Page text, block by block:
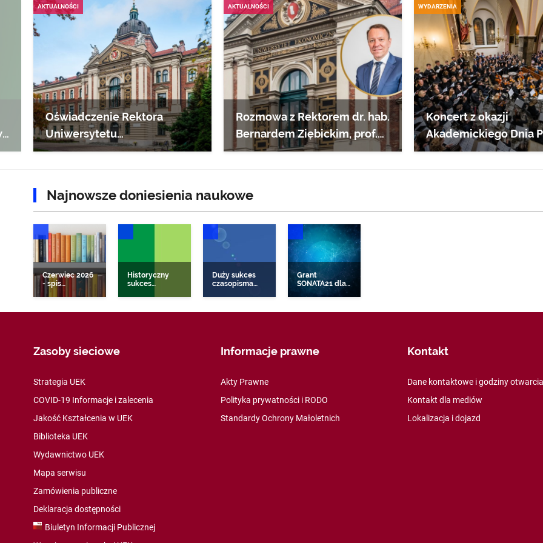
AKTUALNOŚCI
Oświadczenie Rektora
Uniwersytetu
Ekonomicznego w Krakowie
AKTUALNOŚCI
Rozmowa z Rektorem dr. hab.
Bernardem Ziębickim, prof.
UEK
WYDARZENIA
Koncert z okazji
Akademickiego Dnia
„Requiem aeternam”
Najnowsze doniesienia naukowe
DONIESIENIA NAUKOWE
Czerwiec 2026
- spis
najnowszych i
Historyczny
sukces
DONIESIENIA NAUKOWE
Duży sukces
czasopisma
DONIESIENIA NAUKOWE
Grant
SONATA21 dla
pracownika
Zasoby sieciowe
Strategia UEK
COVID-19 Informacje i zalecenia
Jakość Kształcenia w UEK
Biblioteka UEK
Wydawnictwo UEK
Mapa serwisu
Zamówienia publiczne
Deklaracja dostępności
Biuletyn Informacji Publicznej
Informacje prawne
Akty Prawne
Polityka prywatności i RODO
Standardy Ochrony Małoletnich
Kontakt
Dane kontaktowe i godziny otwarcia
Kontakt dla mediów
Lokalizacja i dojazd